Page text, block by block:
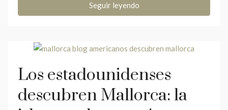
Seguir leyendo
Los estadounidenses
descubren Mallorca: la